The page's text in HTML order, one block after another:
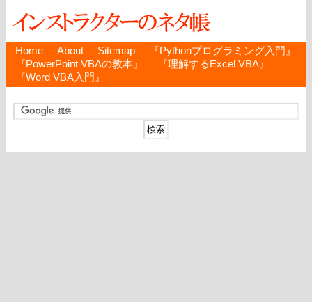
Home About Sitemap
『Pythonプログラミング入門』
『PowerPoint VBAの教本』
『理解するExcel VBA』
『Word VBA入門』